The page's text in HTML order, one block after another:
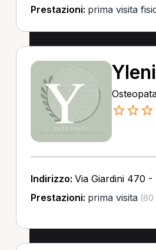
Prestazioni: prima visita
Indirizzo: Via Giardini 470 -
Prestazioni: prima visita(60